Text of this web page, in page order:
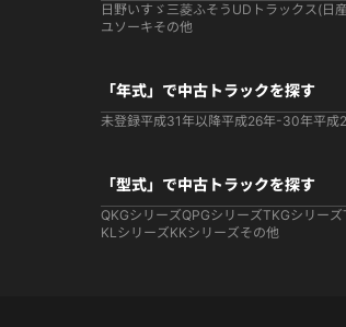
日野いすゞ 三菱ふそう UDトラックス(日
ユソーキその他
「年式」で中古トラックを探す
未登録平成31年以降平成26年-30年平成
「型式」で中古トラックを探す
QKGシリーズQPGシリーズTKGシリーズ
KLシリーズKKシリーズその他